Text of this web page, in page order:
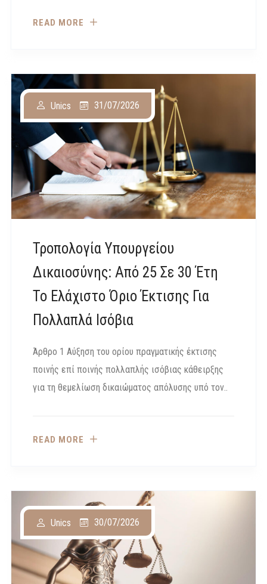
READ MORE
Τροπολογία Υπουργείου
Δικαιοσύνης: Από 25 Σε 30 Έτη
Το Ελάχιστο Όριο Έκτισης Για
Πολλαπλά Ισόβια
Unics 31/07/2026
Άρθρο 1 Αύξηση του ορίου πραγματικής έκτισης
ποινής επί ποινής πολλαπλής ισόβιας κάθειρξης
για τη θεμελίωση δικαιώματος απόλυσης υπό τον..
READ MORE
Unics 30/07/2026